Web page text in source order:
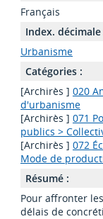
Français
Index. décimale
Urbanisme
Catégories :
[Archirès ] 020
d'urbanisme
[Archirès ] 071
publics >
[Archirès ] 072
Mode de
Résumé :
Pour affronter
délais de